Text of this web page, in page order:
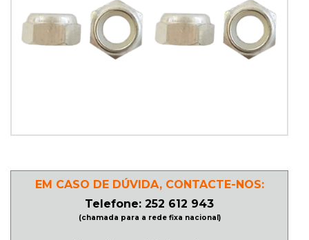
PATINAGEM
LINHA
EM CASO DE DÚVIDA, CONTACTE-NOS:
Telefone: 252 612 943
(chamada para a rede fixa nacional)